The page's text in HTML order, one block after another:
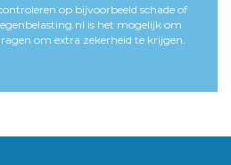
op bijvoorbeeld schade of
is het mogelijk om
om extra zekerheid te krijgen.